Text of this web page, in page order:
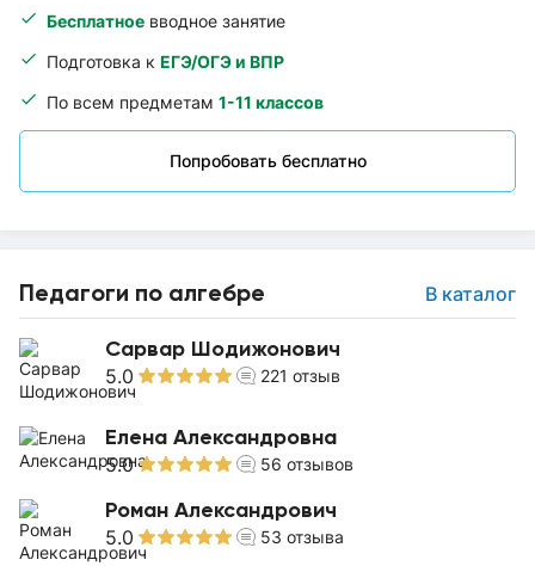
Бесплатное вводное занятие
Подготовка к ЕГЭ/ОГЭ и ВПР
По всем предметам 1-11 классов
Попробовать бесплатно
Педагоги по алгебре В каталог
Сарвар Шодижонович
5.0 221 отзыв
Елена Александровна
5.0 56 отзывов
Роман Александрович
5.0 53 отзыва